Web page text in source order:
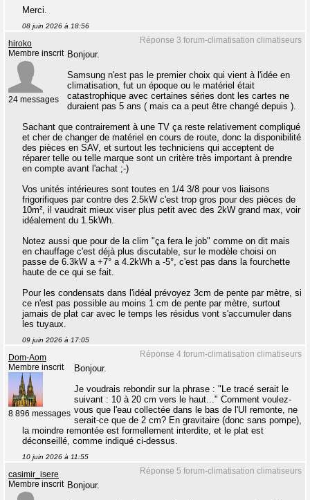
Merci.
08 juin 2026 à 18:56
Réponse 3 forum-climatisation climatiseurs
hiroko
Membre inscrit
24 messages
Bonjour.
Samsung n'est pas le premier choix qui vient à l'idée en
climatisation, fut un époque ou le matériel était
catastrophique avec certaines séries dont les cartes ne
duraient pas 5 ans ( mais ca a peut être changé depuis ).
Sachant que contrairement à une TV ça reste relativement compliqué
et cher de changer de matériel en cours de route, donc la disponibilité
des pièces en SAV, et surtout les techniciens qui acceptent de
réparer telle ou telle marque sont un critère très important à prendre
en compte avant l'achat ;-)
Vos unités intérieures sont toutes en 1/4 3/8 pour vos liaisons
frigorifiques par contre des 2.5kW c'est trop gros pour des pièces de
10m², il vaudrait mieux viser plus petit avec des 2kW grand max, voir
idéalement du 1.5kWh.
Notez aussi que pour de la clim "ça fera le job" comme on dit mais
en chauffage c'est déjà plus discutable, sur le modèle choisi on
passe de 6.3kW a +7° a 4.2kWh a -5°, c'est pas dans la fourchette
haute de ce qui se fait.
Pour les condensats dans l'idéal prévoyez 3cm de pente par mètre, si
ce n'est pas possible au moins 1 cm de pente par mètre, surtout
jamais de plat car avec le temps les résidus vont s'accumuler dans
les tuyaux.
09 juin 2026 à 17:05
Réponse 4 forum-climatisation climatiseurs
Dom-Aom
Membre inscrit
8 896 messages
Bonjour.
Je voudrais rebondir sur la phrase : "Le tracé serait le
suivant : 10 à 20 cm vers le haut..." Comment voulez-
vous que l'eau collectée dans le bas de l'UI remonte, ne
serait-ce que de 2 cm? En gravitaire (donc sans pompe),
la moindre remontée est formellement interdite, et le plat est
déconseillé, comme indiqué ci-dessus.
10 juin 2026 à 11:55
Réponse 5 forum-climatisation climatiseurs
casimir_isere
Membre inscrit Bonjour.